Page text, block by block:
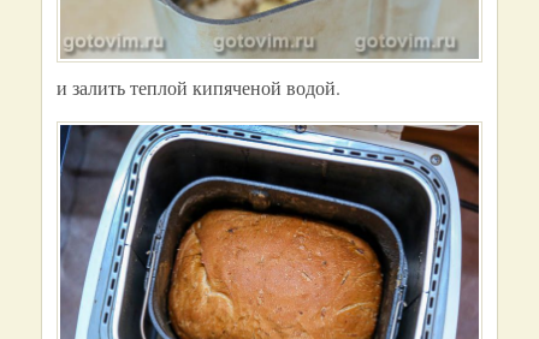
и залить теплой кипяченой водой.